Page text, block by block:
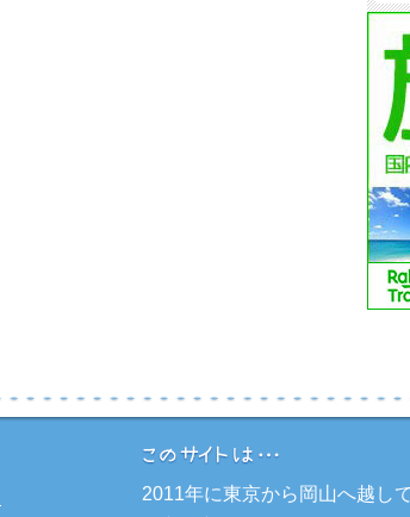
2011年に東京から岡山へ越し